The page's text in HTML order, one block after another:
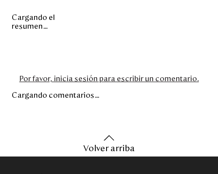
Cargando el
resumen…
Por favor, inicia sesión para escribir un comentario.
Cargando comentarios…
Volver arriba